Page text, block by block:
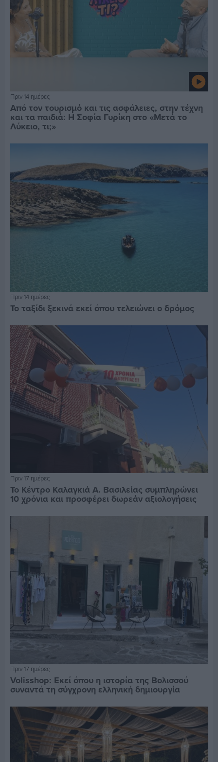
Πριν 14 ημέρες
Από τον τουρισμό και τις ασφάλειες, στην τέχνη
και τα παιδιά: Η Σοφία Γυρίκη στο «Μετά το
Λύκειο, τι;»
Πριν 14 ημέρες
Το ταξίδι ξεκινά εκεί όπου τελειώνει ο δρόμος
Πριν 17 ημέρες
Το Κέντρο Καλαγκιά Α. Βασιλείας συμπληρώνει
10 χρόνια και προσφέρει δωρεάν αξιολογήσεις
Πριν 17 ημέρες
Volisshop: Εκεί όπου η ιστορία της Βολισσού
συναντά τη σύγχρονη ελληνική δημιουργία